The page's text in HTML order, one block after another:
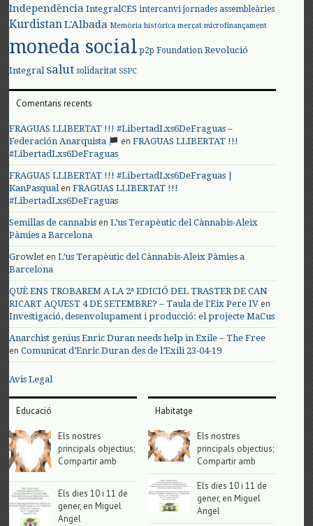
Independència IntegralCES intercanvi jornades assembleàries
KurdistanL'Albada Memòria històrica mercat microfinançament
moneda social p2p Foundation Revolució
Integral salut solidaritat SSPC
Comentaris recents
FRAGUAS LLIBERTAT !!! #LibertadLxs6DeFraguas –
Federación Anarquista
enFRAGUAS LLIBERTAT !!!
#LibertadLxs6DeFraguas
FRAGUAS LLIBERTAT !!! #LibertadLxs6DeFraguas |
KanPasqualenFRAGUAS LLIBERTAT !!!
#LibertadLxs6DeFraguas
Semillas de cannabis enL’us Terapèutic del Cànnabis-Aleix
Pàmies a Barcelona
Growlet enL’us Terapèutic del Cànnabis-Aleix Pàmies a
Barcelona
QUÈ ENS TROBAREM A LA 2ª EDICIÓ DEL TRASTER DE CAN
RICART AQUEST 4 DE SETEMBRE? – Taula de l'Eix Pere IV en
Investigació, desenvolupament i producció: el projecte MaCus
Anarchist genius Enric Duran needs help in Exile – The Free
enComunicat d’Enric Duran des de l’Exili 23-04-19
Avis Legal
Educació
Els nostres
principals objectius;
Compartir amb
Els dies 10 i 11 de
gener, en Miguel
Angel
Habitatge
Els nostres
principals objectius;
Compartir amb
Els dies 10 i 11 de
gener, en Miguel
Angel